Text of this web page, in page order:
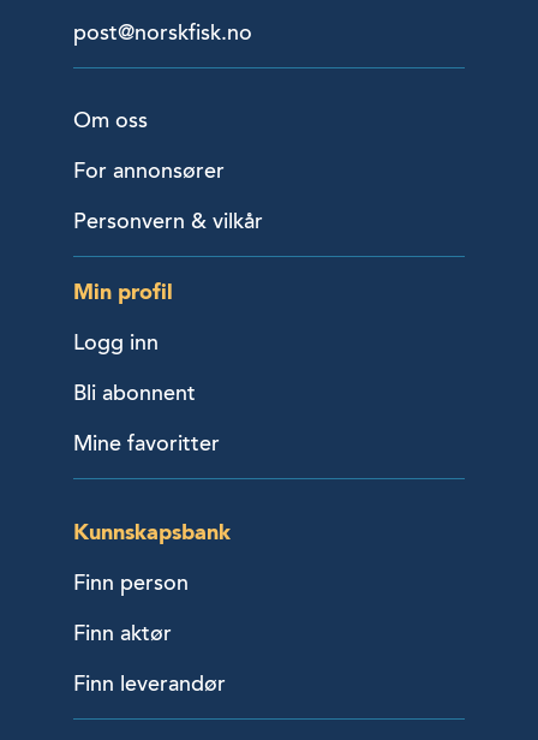
post@norskfisk.no
Om oss
For annonsører
Personvern & vilkår
Min profil
Logg inn
Bli abonnent
Mine favoritter
Kunnskapsbank
Finn person
Finn aktør
Finn leverandør